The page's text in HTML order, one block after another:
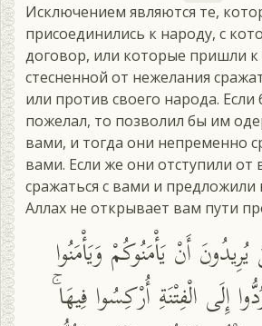
Исключением являются те,
присоединились к народу, с
договор, или которые пришли к
стесненной от нежелания
или против своего народа. Если
пожелал, то позволил бы им
вами, и тогда они непременно
вами. Если же они отступили от
сражаться с вами и
Аллах не открывает вам пути
أَنْ يَأْمَنُوكُمْ وَيَأْمَنُوا
إِلَى الْفِتْنَةِ أُرْكِسُوا فِيهَا